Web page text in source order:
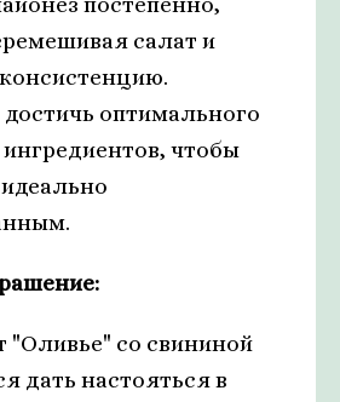
салат и
достичь оптимального
чтобы
"Оливье" со свининой
дать настояться в